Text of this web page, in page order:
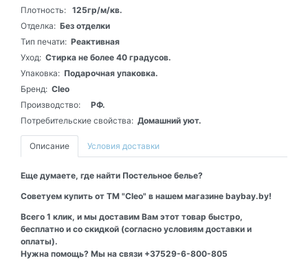
Плотность: 125гр/м/кв.
Отделка: Без отделки
Тип печати: Реактивная
Уход: Стирка не более 40 градусов.
Упаковка: Подарочная упаковка.
Бренд: Cleo
Производство:
РФ.
Потребительские свойства: Домашний уют.
Описание Условия доставки
Еще думаете, где найти Постельное белье?
Советуем купить от ТМ "Cleo" в нашем магазине baybay.by!
Всего 1 клик, и мы доставим Вам этот товар быстро,
бесплатно и со скидкой (согласно условиям доставки и
оплаты).
Нужна помощь? Мы на связи +37529-6-800-805